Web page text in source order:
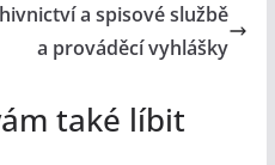
a spisové službě
a prováděcí vyhlášky
také líbit